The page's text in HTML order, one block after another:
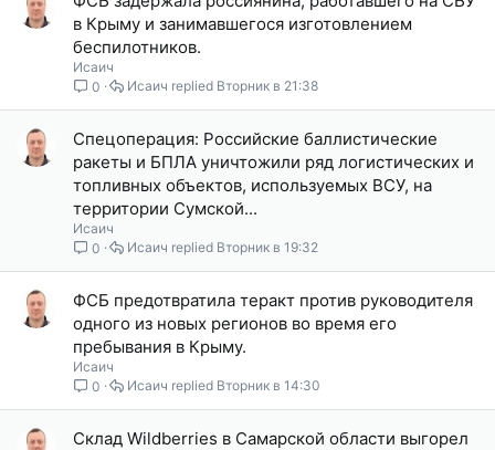
в Крыму и занимавшегося изготовлением
беспилотников.
Исаич
0
Вторник в 21:38
Исаич
Спецоперация: Российские баллистические
ракеты и БПЛА уничтожили ряд логистических и
топливных объектов, используемых ВСУ, на
территории Сумской...
Исаич
0
Вторник в 19:32
Исаич
ФСБ предотвратила теракт против руководителя
одного из новых регионов во время его
пребывания в Крыму.
Исаич
0
Вторник в 14:30
Исаич
Склад Wildberries в Самарской области выгорел